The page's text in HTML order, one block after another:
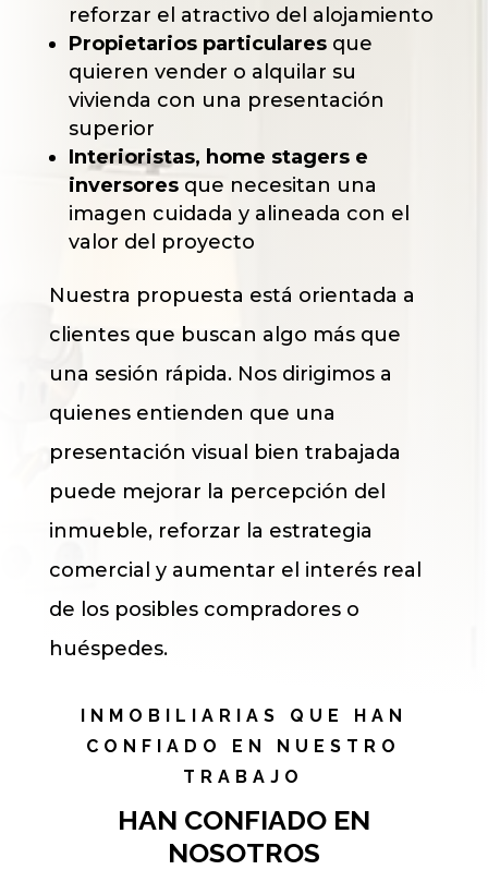
reforzar el atractivo del alojamiento
Propietarios particularesque
quieren vender o alquilar su
vivienda con una presentación
superior
Interioristas, home stagers e
inversoresque necesitan una
imagen cuidada y alineada con el
valor del proyecto
Nuestra propuesta está orientada a
clientes que buscan algo más que
una sesión rápida. Nos dirigimos a
quienes entienden que una
presentación visual bien trabajada
puede mejorar la percepción del
inmueble, reforzar la estrategia
comercial y aumentar el interés real
de los posibles compradores o
huéspedes.
INMOBILIARIAS QUE HAN
CONFIADO EN NUESTRO
TRABAJO
HAN CONFIADO EN
NOSOTROS